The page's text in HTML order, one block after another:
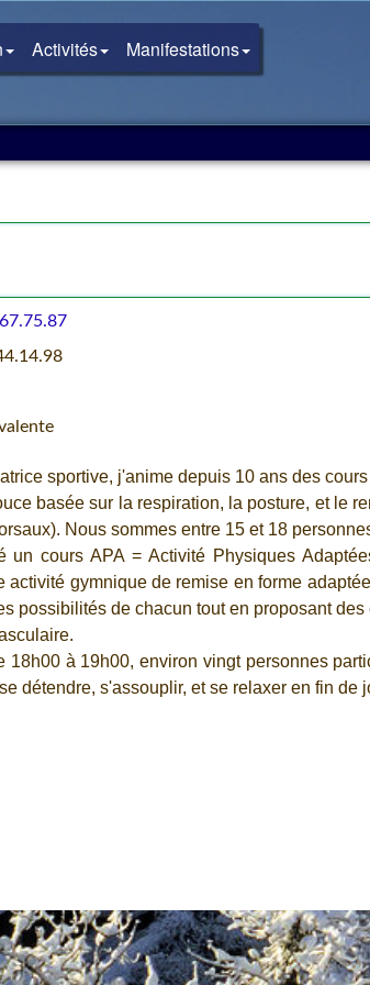
Activités Manifestations
sportive, j'anime depuis 10 ans des
basée sur la respiration, la posture, et le
Nous sommes entre 15 et 18
un cours APA = Activité Physiques
activité gymnique de remise en forme
possibilités de chacun tout en proposant
18h00 à 19h00, environ vingt personnes
détendre, s'assouplir, et se relaxer en fin de